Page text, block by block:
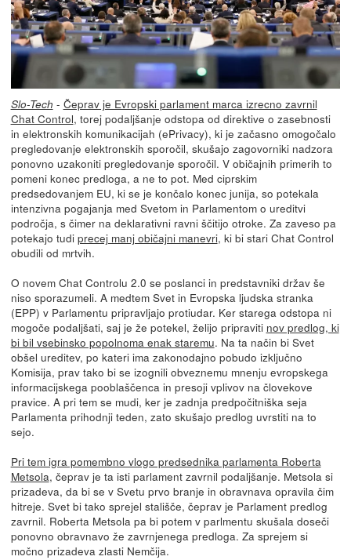
Slo-Tech - Čeprav je Evropski parlament marca izrecno zavrnil
Chat Control, torej podaljšanje odstopa od direktive o zasebnosti
in elektronskih komunikacijah (ePrivacy), ki je začasno omogočalo
pregledovanje elektronskih sporočil, skušajo zagovorniki nadzora
ponovno uzakoniti pregledovanje sporočil. V običajnih primerih to
pomeni konec predloga, a ne to pot. Med ciprskim
predsedovanjem EU, ki se je končalo konec junija, so potekala
intenzivna pogajanja med Svetom in Parlamentom o ureditvi
področja, s čimer na deklarativni ravni ščitijo otroke. Za zaveso pa
potekajo tudi precej manj običajni manevri, ki bi stari Chat Control
obudili od mrtvih.
O novem Chat Controlu 2.0 se poslanci in predstavniki držav še
niso sporazumeli. A medtem Svet in Evropska ljudska stranka
(EPP) v Parlamentu pripravljajo protiudar. Ker starega odstopa ni
mogoče podaljšati, saj je že potekel, želijo pripraviti nov predlog, ki
bi bil vsebinsko popolnoma enak staremu. Na ta način bi Svet
obšel ureditev, po kateri ima zakonodajno pobudo izključno
Komisija, prav tako bi se izognili obveznemu mnenju evropskega
informacijskega pooblaščenca in presoji vplivov na človekove
pravice. A pri tem se mudi, ker je zadnja predpočitniška seja
Parlamenta prihodnji teden, zato skušajo predlog uvrstiti na to
sejo.
Pri tem igra pomembno vlogo predsednika parlamenta Roberta
Metsola, čeprav je ta isti parlament zavrnil podaljšanje. Metsola si
prizadeva, da bi se v Svetu prvo branje in obravnava opravila čim
hitreje. Svet bi tako sprejel stališče, čeprav je Parlament predlog
zavrnil. Roberta Metsola pa bi potem v parlmentu skušala doseči
ponovno obravnavo že zavrnjenega predloga. Za sprejem si
močno prizadeva zlasti Nemčija.